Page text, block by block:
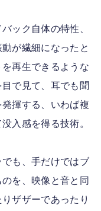
ック自体の特性、
が繊細になったと
再生できるような
で見て、耳でも聞
揮する、いわば複
入感を得る技術。
も、手だけではブ
を、映像と音と同
ザザーであったり